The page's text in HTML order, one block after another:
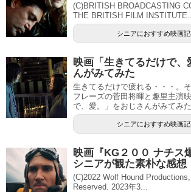
(C)BRITISH BROADCASTING
THE BRITISH FILM INSTITUTE...
シニアにおすすめ映画
映画「生きてるだけで、
んがみてみた
生きてるだけで疲れる・・・。
フレーズの菅田将暉と趣里主演
で、愛。」をおじさんがみてみた
シニアにおすすめ映画
映画『KG２００ ナチス
シニアが観た素朴な感想
(C)2022 Wolf Hound
Reserved. 2023年3...